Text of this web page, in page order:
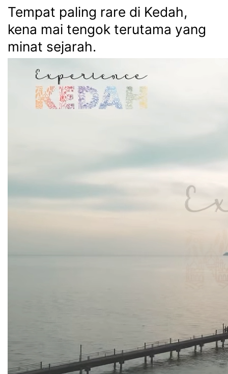
Tempat paling rare di Kedah,
kena mai tengok terutama yang
minat sejarah.